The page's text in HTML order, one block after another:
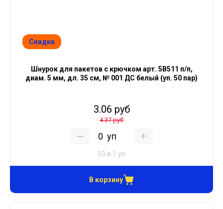
Скидка
Шнурок для пакетов с крючком арт. 5В511 п/п,
диам. 5 мм, дл. 35 см, № 001 ДС белый (уп. 50 пар)
3.06 руб
4.37 руб
уп
50 в 1 уп
В корзину